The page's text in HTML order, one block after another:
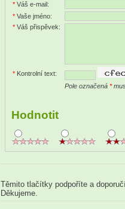
* Váš e-mail:
* Vaše jméno:
* Váš přispěvek:
* Kontrolní text:
Pole označená *
Hodnotit
Těmito tlačítky podpoříte a
Děkujeme.